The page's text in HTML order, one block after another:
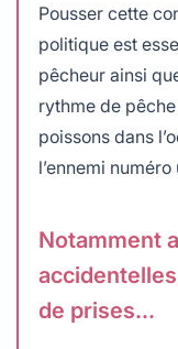
Pousser cette
politique est
pêcheur ainsi
rythme de
poissons dans
l’ennemi
Notamment
de prises…